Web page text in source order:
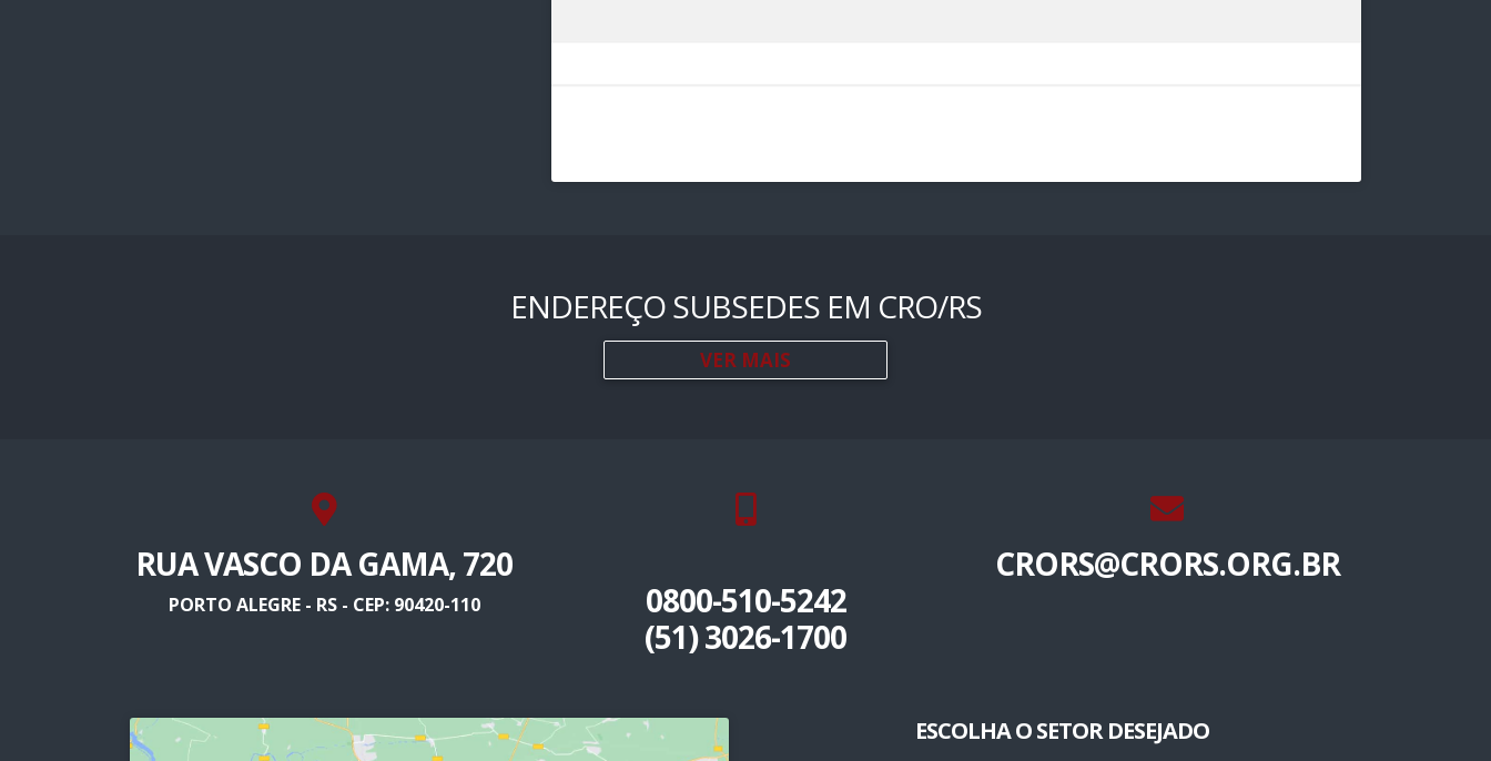
ENDEREÇO SUBSEDES EM CRO/RS
VER MAIS
RUA VASCO DA GAMA, 720
PORTO ALEGRE - RS - CEP: 90420-110
0800-510-5242
(51) 3026-1700
CRORS@CRORS.ORG.BR
ESCOLHA O SETOR DESEJADO